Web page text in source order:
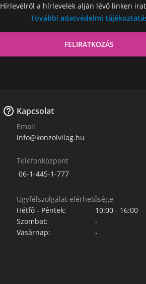
Hírlevélről a hírlevelek alján lévő linken
További adatvédelmi
 Kapcsolat
Email
info@konzolvilag.hu
Telefonközpont
06-1-445-1-777
Ügyfélszolgálat elérhetősége
Hétfő - Péntek:
10:00 - 16:00
Szombat:
-
Vasárnap:
-